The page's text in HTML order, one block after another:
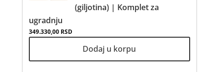
(giljotina) | Komplet za
ugradnju
349.330,00 RSD
Dodaj u korpu